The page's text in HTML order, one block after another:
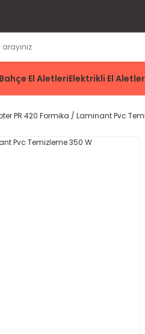
Bahçe El AletleriElektrikli El
PR 420 Formika / Laminant Pvc